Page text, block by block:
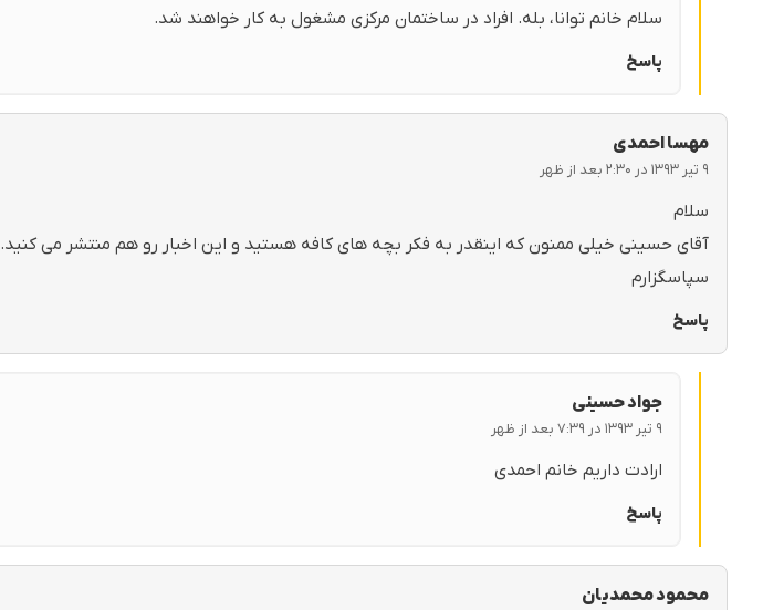
سلام خانم توانا، بله. افراد در ساختمان مرکزی مشغول به کار خواهند شد.
پاسخ
مهسا احمدی
۹ تیر ۱۳۹۳ در ۲:۳۰ بعد از ظهر
سلام
آقای حسینی خیلی ممنون که اینقدر به فکر بچه های کافه هستید و این اخبار رو هم منتشر می کنید.
سپاسگزارم
پاسخ
جواد حسینی
۹ تیر ۱۳۹۳ در ۷:۳۹ بعد از ظهر
ارادت داریم خانم احمدی
پاسخ
محمود محمدیان